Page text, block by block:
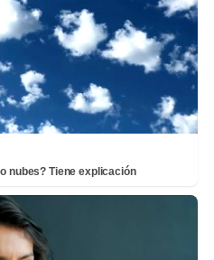
nubes? Tiene explicación